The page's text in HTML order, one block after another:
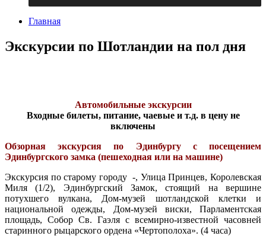
Главная
Экскурсии по Шотландии на пол дня
Автомобильные экскурсии
Входные билеты, питание, чаевые и т.д. в цену не
включены
Обзорная экскурсия по Эдинбургу cпосещением
Эдинбургского замка (пешеходная или на машине)
Экскурсия по старому городу -, Улица Принцев, Королевская
Миля (1/2), Эдинбургский Замок, стоящий на вершине
потухшего вулкана, Дом-музей шотландской клетки и
национальной одежды, Дом-музей виски, Парламентская
площадь, Собор Св. Гаэля с всемирно-известной часовней
старинного рыцарского ордена «Чертополоха». (4 часа)